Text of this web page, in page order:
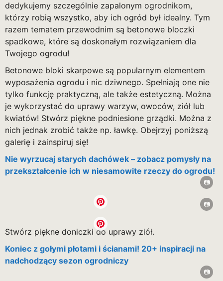
dedykujemy szczególnie zapalonym ogrodnikom,
którzy robią wszystko, aby ich ogród był idealny. Tym
razem tematem przewodnim są betonowe bloczki
spadkowe, które są doskonałym rozwiązaniem dla
Twojego ogrodu!
Betonowe bloki skarpowe są popularnym elementem
wyposażenia ogrodu i nic dziwnego. Spełniają one nie
tylko funkcję praktyczną, ale także estetyczną. Można
je wykorzystać do uprawy warzyw, owoców, ziół lub
kwiatów! Stwórz piękne podniesione grządki. Można z
nich jednak zrobić także np. ławkę. Obejrzyj poniższą
galerię i zainspiruj się!
Nie wyrzucaj starych dachówek – zobacz pomysły na
przekształcenie ich w niesamowite rzeczy do ogrodu!
Stwórz piękne doniczki do uprawy ziół.
Koniec z gołymi płotami i ścianami! 20+ inspiracji na
nadchodzący sezon ogrodniczy